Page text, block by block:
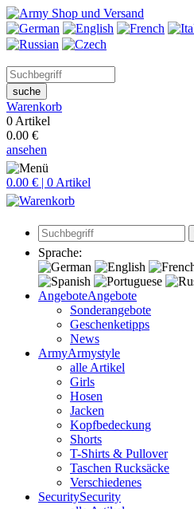
suche
Warenkorb
0 Artikel
0.00 €
ansehen
0.00 € | 0 Artikel
Sprache:
AngeboteAngebote
Sonderangebote
Geschenketipps
News
ArmyArmystyle
alle Artikel
Girls
Hosen
Jacken
Kopfbedeckung
Shorts
T-Shirts & Pullover
Taschen Rucksäcke
Verschiedenes
SecuritySecurity